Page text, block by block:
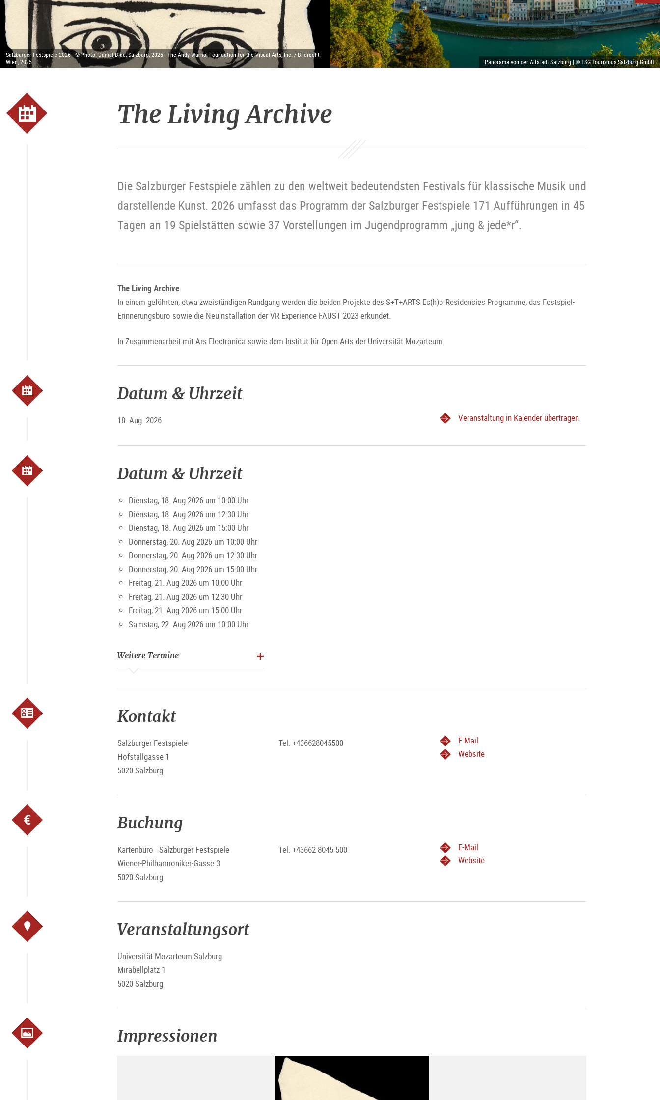
Salzburger Festspiele 2026 | © Photo: Daniel Blau, Salzburg, 2025 | The Andy Warhol Foundation for the Visual Arts, Inc. / Bildrecht
Wien, 2025
Panorama von der Altstadt Salzburg | © TSG Tourismus Salzburg GmbH
The Living Archive
Die Salzburger Festspiele zählen zu den weltweit bedeutendsten Festivals für klassische Musik und
darstellende Kunst. 2026 umfasst das Programm der Salzburger Festspiele 171 Aufführungen in 45
Tagen an 19 Spielstätten sowie 37 Vorstellungen im Jugendprogramm „jung & jede*r“.
The Living Archive
In einem geführten, etwa zweistündigen Rundgang werden die beiden Projekte des S+T+ARTS Ec(h)o Residencies Programme, das Festspiel-
Erinnerungsbüro sowie die Neuinstallation der VR-Experience FAUST 2023 erkundet.
In Zusammenarbeit mit Ars Electronica sowie dem Institut für Open Arts der Universität Mozarteum.
Datum & Uhrzeit
18. Aug. 2026 Veranstaltung in Kalender übertragen
Datum & Uhrzeit
Dienstag, 18. Aug 2026 um 10:00 Uhr
Dienstag, 18. Aug 2026 um 12:30 Uhr
Dienstag, 18. Aug 2026 um 15:00 Uhr
Donnerstag, 20. Aug 2026 um 10:00 Uhr
Donnerstag, 20. Aug 2026 um 12:30 Uhr
Donnerstag, 20. Aug 2026 um 15:00 Uhr
Freitag, 21. Aug 2026 um 10:00 Uhr
Freitag, 21. Aug 2026 um 12:30 Uhr
Freitag, 21. Aug 2026 um 15:00 Uhr
Samstag, 22. Aug 2026 um 10:00 Uhr
Weitere Termine
Kontakt
Salzburger Festspiele
Hofstallgasse 1
5020 Salzburg
Tel. +436628045500
E-Mail
Website
Buchung
Kartenbüro - Salzburger Festspiele
Wiener-Philharmoniker-Gasse 3
5020 Salzburg
Tel. +43662 8045-500
E-Mail
Website
Veranstaltungsort
Universität Mozarteum Salzburg
Mirabellplatz 1
5020 Salzburg
Impressionen